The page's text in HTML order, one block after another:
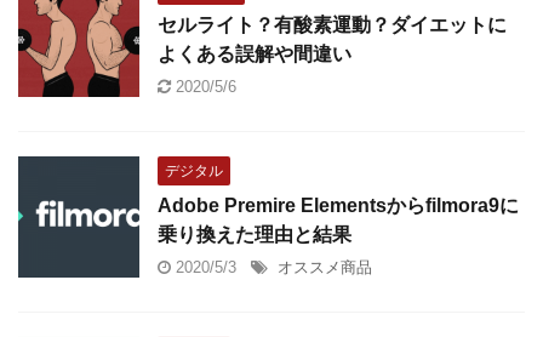
セルライト？有酸素運動？ダイエットに
よくある誤解や間違い
2020/5/6
デジタル
Adobe Premire Elementsからfilmora9に
乗り換えた理由と結果
2020/5/3 オススメ商品